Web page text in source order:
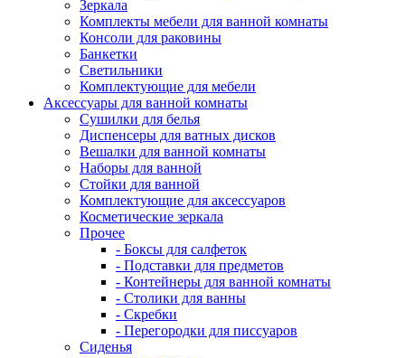
Зеркала
Комплекты мебели для ванной комнаты
Консоли для раковины
Банкетки
Светильники
Комплектующие для мебели
Аксессуары для ванной комнаты
Сушилки для белья
Диспенсеры для ватных дисков
Вешалки для ванной комнаты
Наборы для ванной
Стойки для ванной
Комплектующие для аксессуаров
Косметические зеркала
Прочее
- Боксы для салфеток
- Подставки для предметов
- Контейнеры для ванной комнаты
- Столики для ванны
- Скребки
- Перегородки для писсуаров
Сиденья